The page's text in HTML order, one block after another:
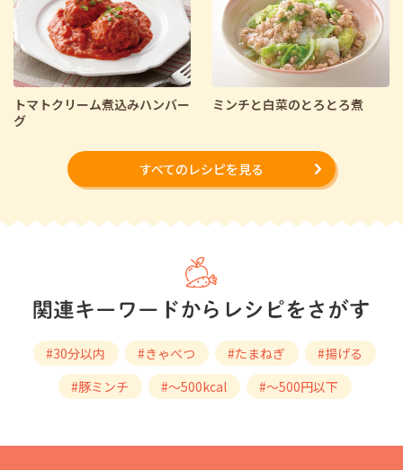
トマトクリーム煮込みハンバー
グ
ミンチと白菜のとろとろ煮
すべてのレシピを見る
#30分以内 #きゃべつ #たまねぎ
#揚げる
#豚ミンチ
#～500kcal #～500円以下